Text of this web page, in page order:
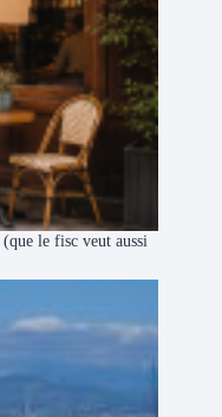
le fisc veut aussi